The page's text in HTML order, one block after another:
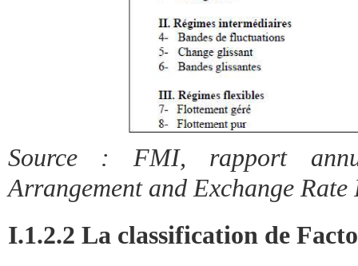
Source : FMI, rapport
Arrangement and Exchange
I.1.2.2 La classification de Facto